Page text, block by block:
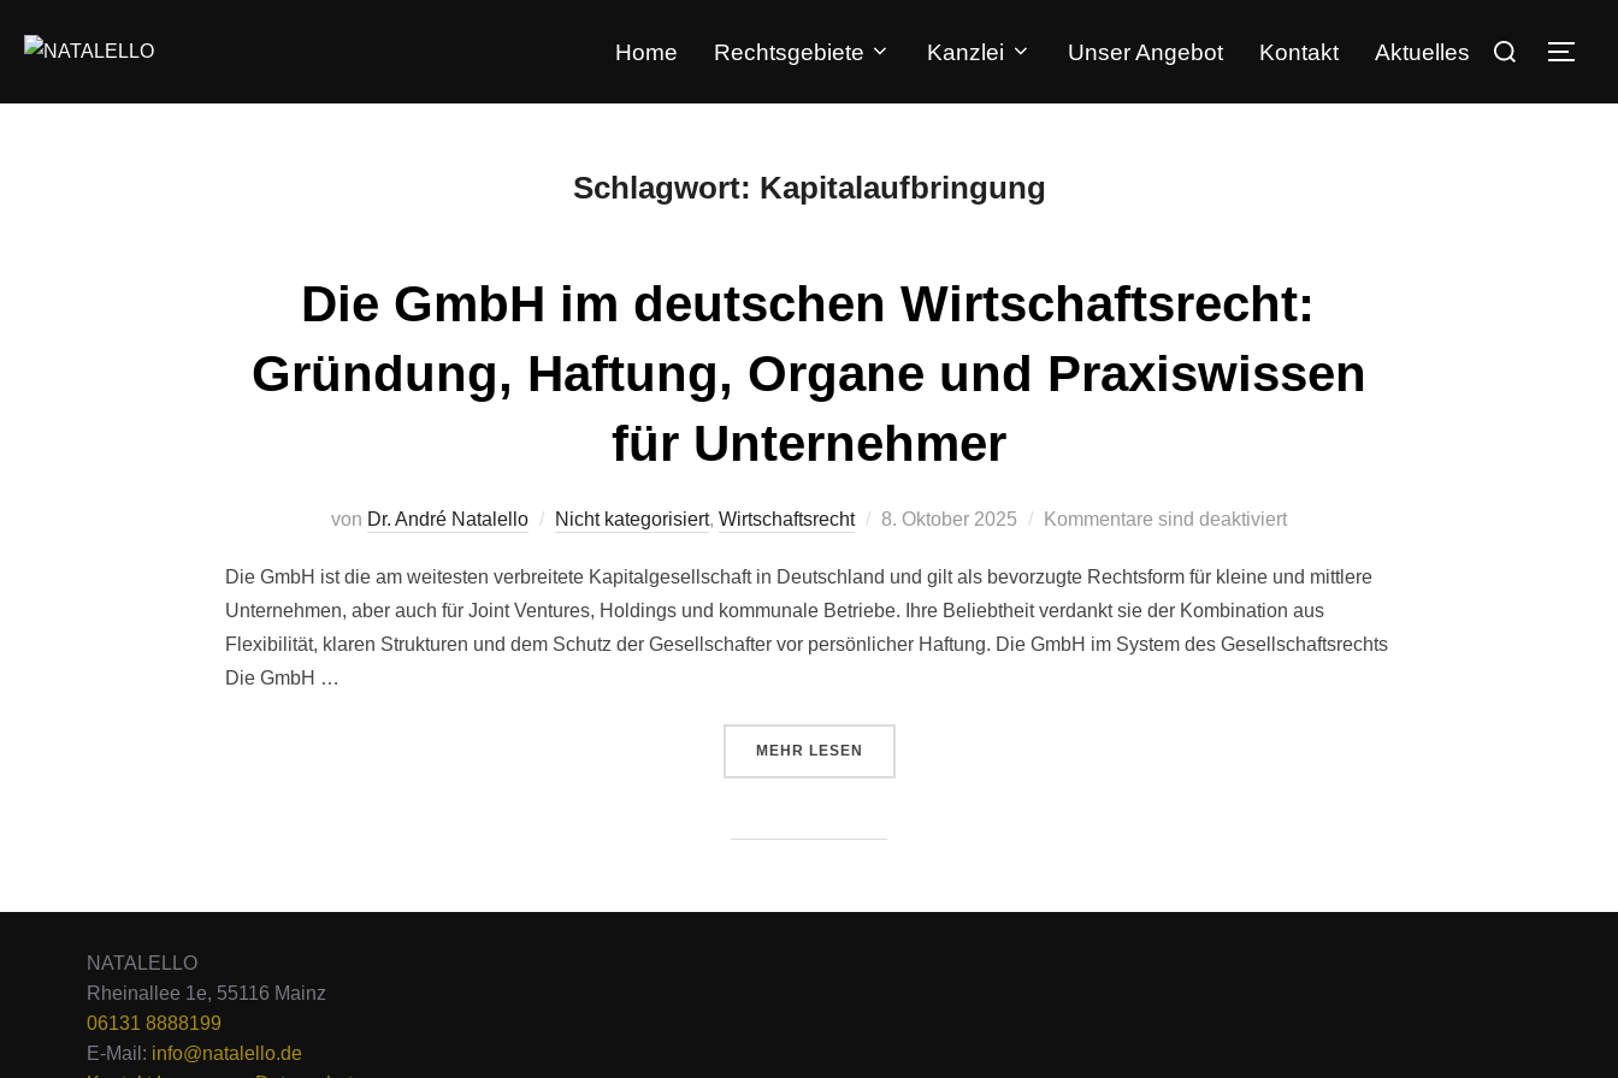
Home Rechtsgebiete Kanzlei Unser Angebot Kontakt Aktuelles
Schlagwort: Kapitalaufbringung
Die GmbH im deutschen Wirtschaftsrecht:
Gründung, Haftung, Organe und Praxiswissen
für Unternehmer
von Dr. André Natalello Nicht kategorisiert, Wirtschaftsrecht 8. Oktober 2025 Kommentare sind deaktiviert
Die GmbH ist die am weitesten verbreitete Kapitalgesellschaft in Deutschland und gilt als bevorzugte Rechtsform für kleine und mittlere
Unternehmen, aber auch für Joint Ventures, Holdings und kommunale Betriebe. Ihre Beliebtheit verdankt sie der Kombination aus
Flexibilität, klaren Strukturen und dem Schutz der Gesellschafter vor persönlicher Haftung. Die GmbH im System des Gesellschaftsrechts
Die GmbH …
MEHR LESEN
NATALELLO
Rheinallee 1e, 55116 Mainz
06131 8888199
E-Mail: info@natalello.de